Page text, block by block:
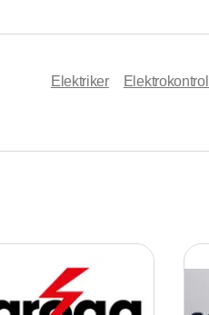
Elektriker